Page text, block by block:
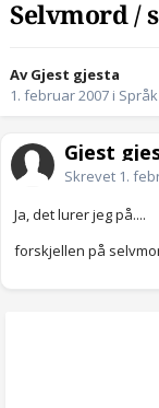
Selvmord /
Av Gjest gjesta
1. februar 2007 i
Gjest
Skrevet 1.
Ja, det lurer jeg på....
forskjellen på